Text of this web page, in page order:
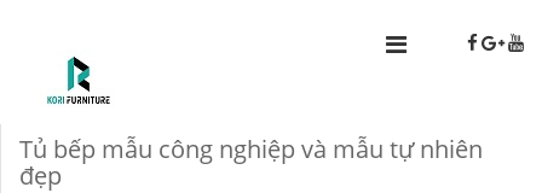
Tủ bếp mẫu công nghiệp và mẫu tự nhiên
đẹp